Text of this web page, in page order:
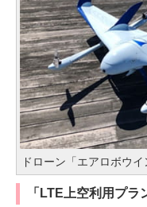
ドローン「エアロボウイ
「LTE上空利用プラ